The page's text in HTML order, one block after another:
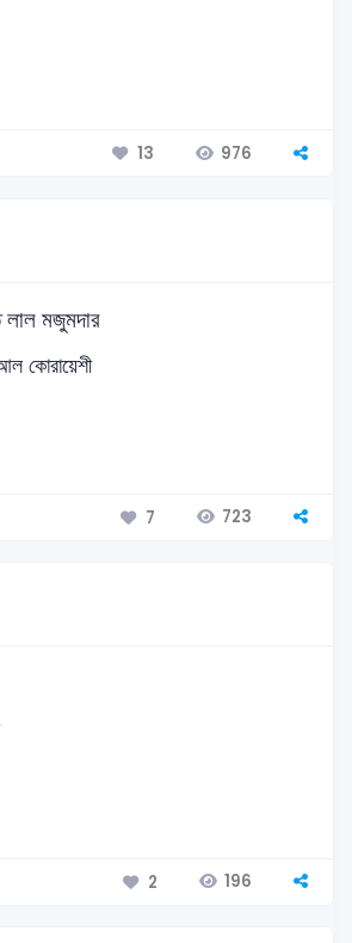
13 976
মজুমদার
কোরায়েশী
7 723
2 196